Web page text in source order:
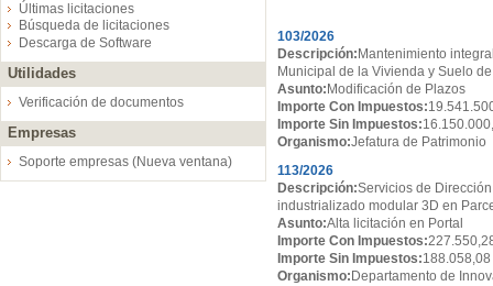
Últimas licitaciones
Búsqueda de licitaciones
Descarga de Software
Utilidades
Verificación de documentos
Empresas
Soporte empresas (Nueva ventana)
103/2026
Descripción: Mantenimiento
Municipal de la Vivienda y Suelo
Asunto: Modificación de Plazos
Importe Con Impuestos:
Importe Sin Impuestos:
Organismo:Jefatura de Patrimonio
113/2026
Descripción:Servicios de
industrializado modular 3D en
Asunto:Alta licitación en Portal
Importe Con Impuestos:
Importe Sin Impuestos:188.058,08
Organismo: Departamento de